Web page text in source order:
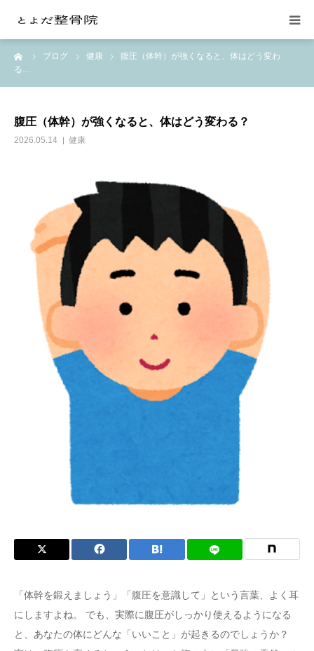
ブログ 健康
腹圧（体幹）が強くなると、体はどう変わ
る…
腹圧（体幹）が強くなると、体はどう変わる？
2026.05.14 健康
「体幹を鍛えましょう」「腹圧を意識して」という言葉、よく耳
にしますよね。 でも、実際に腹圧がしっかり使えるようになる
と、あなたの体にどんな「いいこと」が起きるのでしょうか？
当院の紹介
交通事故の治療
月額会員制
お問い合わせ
よみもの
症状